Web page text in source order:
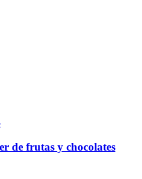
de frutas y chocolates